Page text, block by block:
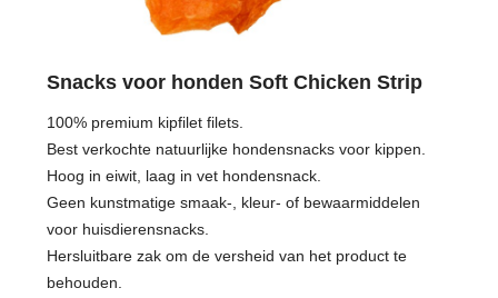
Snacks voor honden Soft Chicken Strip
100% premium kipfilet filets.
Best verkochte natuurlijke hondensnacks voor kippen.
Hoog in eiwit, laag in vet hondensnack.
Geen kunstmatige smaak-, kleur- of bewaarmiddelen
voor huisdierensnacks.
Hersluitbare zak om de versheid van het product te
behouden.